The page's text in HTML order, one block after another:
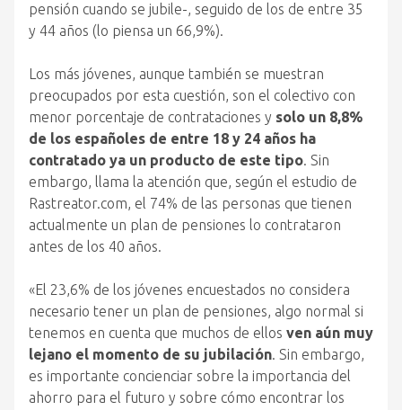
pensión cuando se jubile-, seguido de los de entre 35
y 44 años (lo piensa un 66,9%).
Los más jóvenes, aunque también se muestran
preocupados por esta cuestión, son el colectivo con
menor porcentaje de contrataciones y solo un 8,8%
de los españoles de entre 18 y 24 años ha
contratado ya un producto de este tipo. Sin
embargo, llama la atención que, según el estudio de
Rastreator.com, el 74% de las personas que tienen
actualmente un plan de pensiones lo contrataron
antes de los 40 años.
«El 23,6% de los jóvenes encuestados no considera
necesario tener un plan de pensiones, algo normal si
tenemos en cuenta que muchos de ellos ven aún muy
lejano el momento de su jubilación. Sin embargo,
es importante concienciar sobre la importancia del
ahorro para el futuro y sobre cómo encontrar los